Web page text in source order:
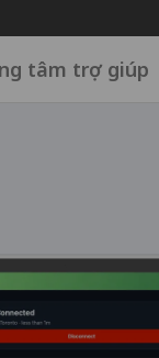
tâm trợ giúp